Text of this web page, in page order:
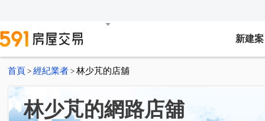
新建案
首頁 > 經紀業者 > 林少芃的店舖
林少芃的網路店舖